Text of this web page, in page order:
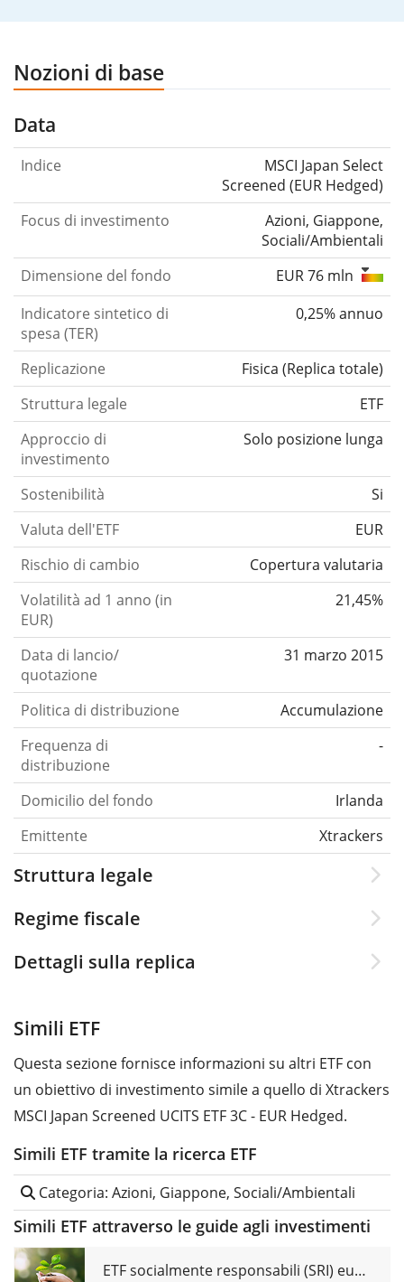
Nozioni di base
Data
Indice
MSCI Japan Select
Screened (EUR Hedged)
Focus di investimento
Azioni, Giappone,
Sociali/Ambientali
Dimensione del fondo
EUR 76 mln
Indicatore sintetico di
spesa (TER)
0,25% annuo
Replicazione Fisica (Replica totale)
Struttura legale
ETF
Approccio di
investimento
Solo posizione lunga
Sostenibilità
Si
Valuta dell'ETF
EUR
Rischio di cambio
Copertura valutaria
Volatilità ad 1 anno (in
EUR)
21,45%
Data di lancio/
quotazione
31 marzo 2015
Politica di distribuzione
Accumulazione
Frequenza di
distribuzione
-
Domicilio del fondo
Irlanda
Emittente
Xtrackers
Struttura legale
Regime fiscale
Dettagli sulla replica
Simili ETF
Questa sezione fornisce informazioni su altri ETF con
un obiettivo di investimento simile a quello di Xtrackers
MSCI Japan Screened UCITS ETF 3C - EUR Hedged.
Simili ETF tramite la ricerca ETF
Categoria: Azioni, Giappone, Sociali/Ambientali
Simili ETF attraverso le guide agli investimenti
ETF socialmente responsabili (SRI) europei a confronto